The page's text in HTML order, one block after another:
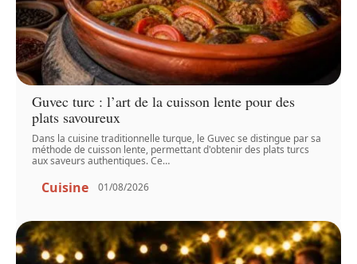
Guvec turc : l’art de la cuisson lente pour des
plats savoureux
Dans la cuisine traditionnelle turque, le Guvec se distingue par sa
méthode de cuisson lente, permettant d'obtenir des plats turcs
aux saveurs authentiques. Ce…
Cuisine 01/08/2026